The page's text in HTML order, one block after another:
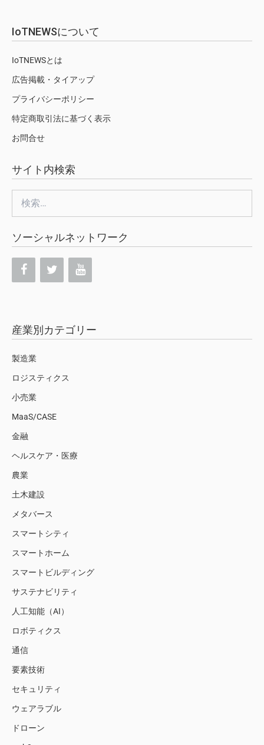
IoTNEWSについて
IoTNEWSとは
広告掲載・タイアップ
プライバシーポリシー
特定商取引法に基づく表示
お問合せ
サイト内検索
索:
ソーシャルネットワーク
産業別カテゴリー
製造業
ロジスティクス
小売業
MaaS/CASE
金融
ヘルスケア・医療
農業
土木建設
メタバース
スマートシティ
スマートホーム
スマートビルディング
サステナビリティ
人工知能（AI）
ロボティクス
通信
要素技術
セキュリティ
ウェアラブル
ドローン